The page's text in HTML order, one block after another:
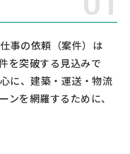
事の依頼（案件）は
を突破する見込みで
に、建築・運送・物流
ンを網羅するために、
相談したい業務内容] マ
] 熱可塑性プラスチック
、アクリルスタンドの製
…
ガーメントバッグの